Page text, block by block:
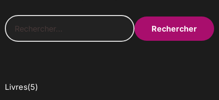
R
e
cLivres 55